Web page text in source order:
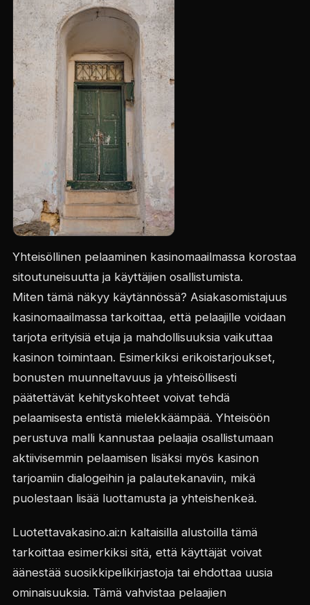
Yhteisöllinen pelaaminen kasinomaailmassa korostaa
sitoutuneisuutta ja käyttäjien osallistumista.
Miten tämä näkyy käytännössä? Asiakasomistajuus
kasinomaailmassa tarkoittaa, että pelaajille voidaan
tarjota erityisiä etuja ja mahdollisuuksia vaikuttaa
kasinon toimintaan. Esimerkiksi erikoistarjoukset,
bonusten muunneltavuus ja yhteisöllisesti
päätettävät kehityskohteet voivat tehdä
pelaamisesta entistä mielekkäämpää. Yhteisöön
perustuva malli kannustaa pelaajia osallistumaan
aktiivisemmin pelaamisen lisäksi myös kasinon
tarjoamiin dialogeihin ja palautekanaviin, mikä
puolestaan lisää luottamusta ja yhteishenkeä.
Luotettavakasino.ai:n kaltaisilla alustoilla tämä
tarkoittaa esimerkiksi sitä, että käyttäjät voivat
äänestää suosikkipelikirjastoja tai ehdottaa uusia
ominaisuuksia. Tämä vahvistaa pelaajien